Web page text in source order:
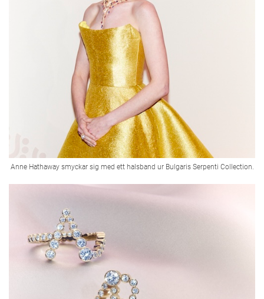
Anne Hathaway smyckar sig med ett halsband ur Bulgaris Serpenti Collection.